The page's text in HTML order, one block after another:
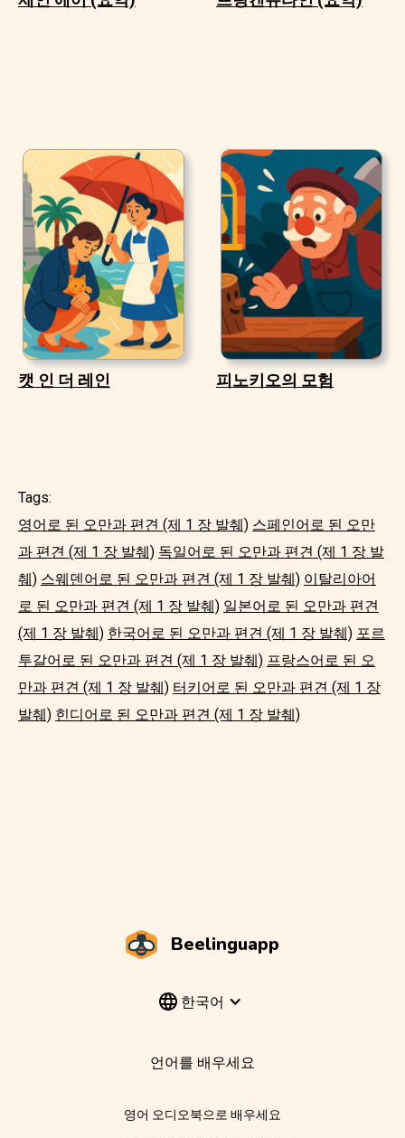
캣 인 더 레인 피노키오의 모험
Tags:
영어로 된 오만과 편견 (제 1 장 발췌) 스페인어로 된 오만
과 편견 (제 1 장 발췌) 독일어로 된 오만과 편견 (제 1 장 발
췌) 스웨덴어로 된 오만과 편견 (제 1 장 발췌) 이탈리아어
로 된 오만과 편견 (제 1 장 발췌) 일본어로 된 오만과 편견
(제 1 장 발췌) 한국어로 된 오만과 편견 (제 1 장 발췌) 포르
투갈어로 된 오만과 편견 (제 1 장 발췌) 프랑스어로 된 오
만과 편견 (제 1 장 발췌) 터키어로 된 오만과 편견 (제 1 장
발췌) 힌디어로 된 오만과 편견 (제 1 장 발췌)
Beelinguapp
한국어
언어를 배우세요
영어 오디오북으로 배우세요